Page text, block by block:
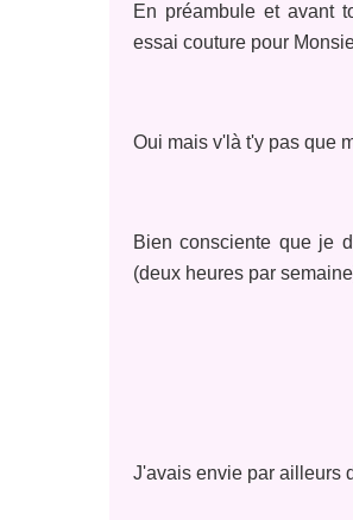
En préambule et avant
essai couture pour
Oui mais v'là t'y pas que
Bien consciente que je
(deux heures par
J'avais envie par ailleurs